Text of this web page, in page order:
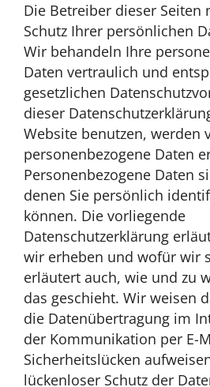
Die Betreiber dieser Seiten
Schutz Ihrer persönlichen
Wir behandeln Ihre
Daten vertraulich und
gesetzlichen
dieser
Website benutzen, werden
personenbezogene Daten
Personenbezogene Daten
denen Sie persönlich
können. Die vorliegende
Datenschutzerklärung
wir erheben und wofür wir
erläutert auch, wie und zu
das geschieht. Wir weisen
die Datenübertragung im
der Kommunikation per E-
Sicherheitslücken
lückenloser Schutz der